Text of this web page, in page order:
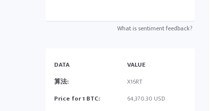
What is sentiment feedback?
DATA
VALUE
算法:
X16RT
Price for 1 BTC:
64,370.30 USD